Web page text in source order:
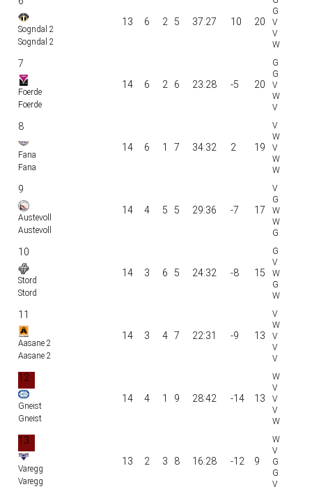
Sogndal 2
Sogndal 2
13 6 2 5 37:27 10 20
7
Foerde
Foerde
14 6 2 6 23:28 -5 20
8
Fana
Fana
14 6 1 7 34:32 2 19
9
Austevoll
Austevoll
14 4 5 5 29:36 -7 17
10
Stord
Stord
14 3 6 5 24:32 -8 15
11
Aasane 2
Aasane 2
14 3 4 7 22:31 -9 13
12
Gneist
Gneist
14 4 1 9 28:42 -14 13
13
Varegg
Varegg
13 2 3 8 16:28 -12 9